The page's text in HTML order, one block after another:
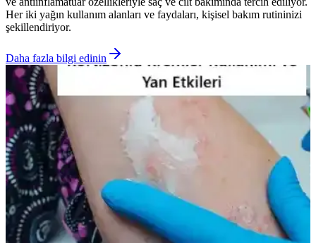
Her iki yağın kullanım alanları ve faydaları, kişisel bakım rutininizi
şekillendiriyor.
Daha fazla bilgi edinin